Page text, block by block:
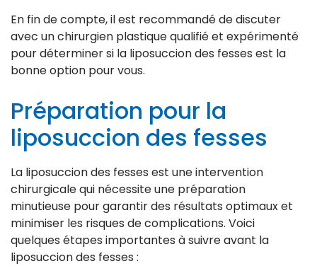
En fin de compte, il est recommandé de discuter
avec un chirurgien plastique qualifié et expérimenté
pour déterminer si la liposuccion des fesses est la
bonne option pour vous.
Préparation pour la
liposuccion des fesses
La liposuccion des fesses est une intervention
chirurgicale qui nécessite une préparation
minutieuse pour garantir des résultats optimaux et
minimiser les risques de complications. Voici
quelques étapes importantes à suivre avant la
liposuccion des fesses :